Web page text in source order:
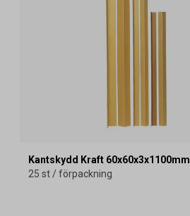
Kantskydd Kraft 60x60x3x1100mm
25 st / förpackning